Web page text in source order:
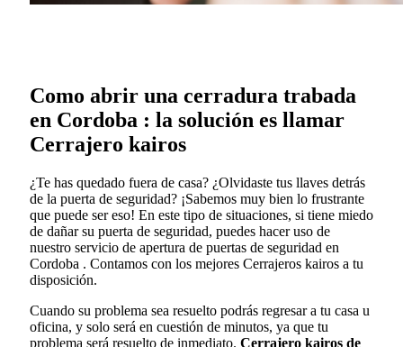
Como abrir una cerradura trabada
en Cordoba : la solución es llamar
Cerrajero kairos
¿Te has quedado fuera de casa? ¿Olvidaste tus llaves detrás
de la puerta de seguridad? ¡Sabemos muy bien lo frustrante
que puede ser eso! En este tipo de situaciones, si tiene miedo
de dañar su puerta de seguridad, puedes hacer uso de
nuestro servicio de apertura de puertas de seguridad en
Cordoba . Contamos con los mejores Cerrajeros kairos a tu
disposición.
Cuando su problema sea resuelto podrás regresar a tu casa u
oficina, y solo será en cuestión de minutos, ya que tu
problema será resuelto de inmediato. Cerrajero kairos de